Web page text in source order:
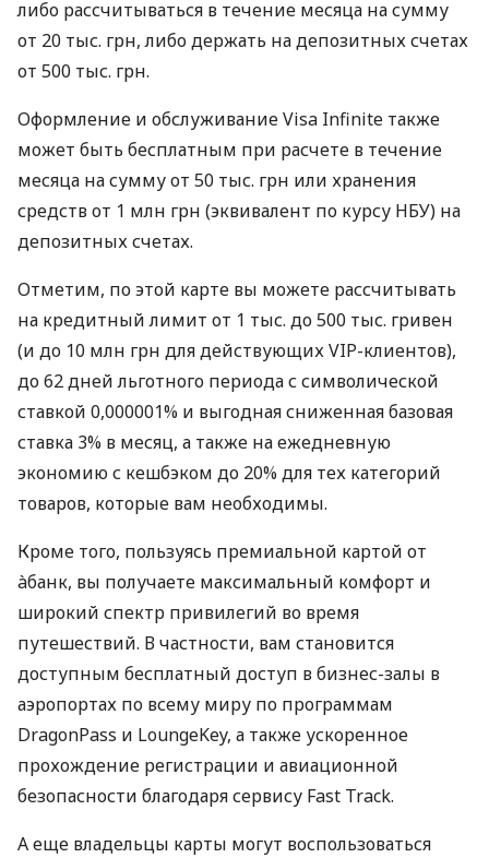
либо рассчитываться в течение месяца на сумму
от 20 тыс. грн, либо держать на депозитных счетах
от 500 тыс. грн.
Оформление и обслуживание Visa Infinite также
может быть бесплатным при расчете в течение
месяца на сумму от 50 тыс. грн или хранения
средств от 1 млн грн (эквивалент по курсу НБУ) на
депозитных счетах.
Отметим, по этой карте вы можете рассчитывать
на кредитный лимит от 1 тыс. до 500 тыс. гривен
(и до 10 млн грн для действующих VIP-клиентов),
до 62 дней льготного периода с символической
ставкой 0,000001% и выгодная сниженная базовая
ставка 3% в месяц, а также на ежедневную
экономию с кешбэком до 20% для тех категорий
товаров, которые вам необходимы.
Кроме того, пользуясь премиальной картой от
àбанк, вы получаете максимальный комфорт и
широкий спектр привилегий во время
путешествий. В частности, вам становится
доступным бесплатный доступ в бизнес-залы в
аэропортах по всему миру по программам
DragonPass и LoungeKey, а также ускоренное
прохождение регистрации и авиационной
безопасности благодаря сервису Fast Track.
А еще владельцы карты могут воспользоваться